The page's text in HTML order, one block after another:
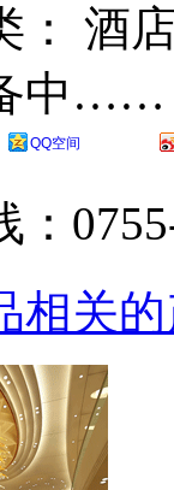
： 酒
中……
QQ空间
相关